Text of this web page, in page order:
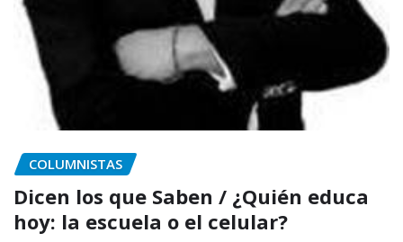
COLUMNISTAS
Dicen los que Saben / ¿Quién educa
hoy: la escuela o el celular?